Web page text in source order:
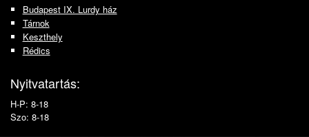
Budapest IX. Lurdy ház
Tárnok
Keszthely
Rédics
Nyitvatartás:
H-P: 8-18
Szo: 8-18